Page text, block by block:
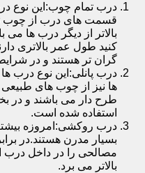
درب تمام چوب:این نوع
قسمت های درب از چوب
بالاتر از دیگر درب ها
کنید طول عمر بالاتری
گران تر هستند و در
درب پانلی:این نوع درب
ها نیز از چوب های طبیعی
طرح دار می باشند و در
استفاده شده است.
درب روکشی:امروزه
بسیار مدرن هستند.در
مصالحی را در داخل درب
بالاتر می برد.